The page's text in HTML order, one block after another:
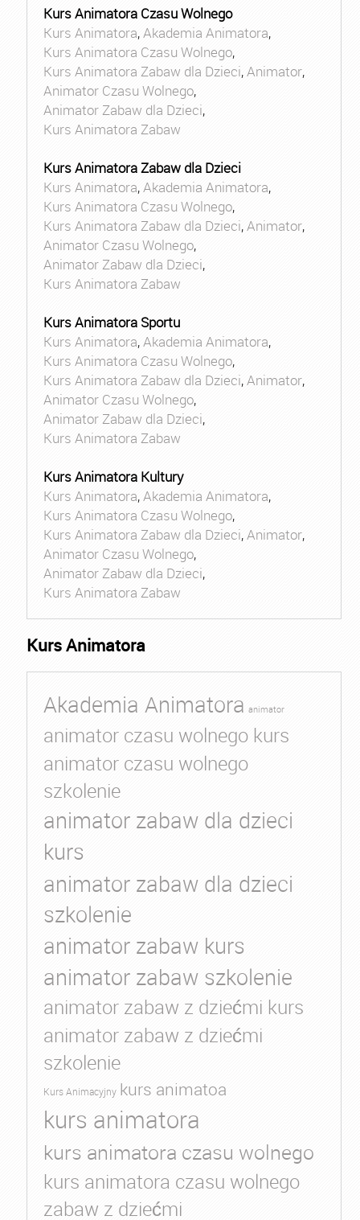
Kurs Animatora Czasu Wolnego
Kurs Animatora,Akademia Animatora,
Kurs Animatora Czasu Wolnego,
Kurs Animatora Zabaw dla Dzieci,Animator,
Animator Czasu Wolnego,
Animator Zabaw dla Dzieci,
Kurs Animatora Zabaw
Kurs Animatora Zabaw dla Dzieci
Kurs Animatora,Akademia Animatora,
Kurs Animatora Czasu Wolnego,
Kurs Animatora Zabaw dla Dzieci,Animator,
Animator Czasu Wolnego,
Animator Zabaw dla Dzieci,
Kurs Animatora Zabaw
Kurs Animatora Sportu
Kurs Animatora,Akademia Animatora,
Kurs Animatora Czasu Wolnego,
Kurs Animatora Zabaw dla Dzieci,Animator,
Animator Czasu Wolnego,
Animator Zabaw dla Dzieci,
Kurs Animatora Zabaw
Kurs Animatora Kultury
Kurs Animatora,Akademia Animatora,
Kurs Animatora Czasu Wolnego,
Kurs Animatora Zabaw dla Dzieci,Animator,
Animator Czasu Wolnego,
Animator Zabaw dla Dzieci,
Kurs Animatora Zabaw
Kurs Animatora
Akademia Animatora animator
animator czasu wolnego kurs
animator czasu wolnego
szkolenie
animator zabaw dla dzieci
kurs
animator zabaw dla dzieci
szkolenie
animator zabaw kurs
animator zabaw szkolenie
animator zabaw z dziećmi kurs
animator zabaw z dziećmi
szkolenie
Kurs Animacyjny kurs animatoa
kurs animatora
kurs animatora czasu wolnego
kurs animatora czasu wolnego
zabaw z dziećmi